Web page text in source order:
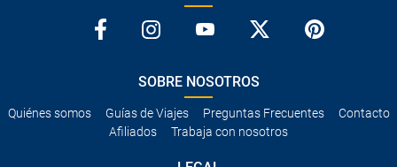
SOBRE NOSOTROS
Quiénes somos Guías de Viajes Preguntas Frecuentes
Contacto
Afiliados
Trabaja con nosotros